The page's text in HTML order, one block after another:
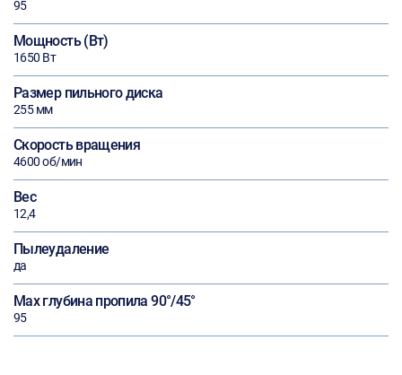
95
Мощность (Вт)
1650 Вт
Размер пильного диска
255 мм
Скорость вращения
4600 об/мин
Вес
12,4
Пылеудаление
да
Max глубина пропила 90°/45°
95